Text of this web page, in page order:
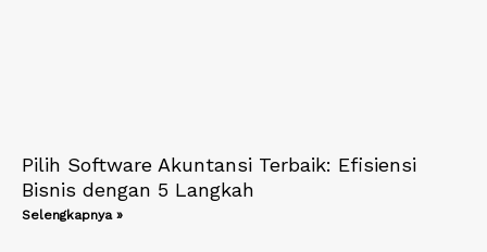
Pilih Software Akuntansi Terbaik: Efisiensi
Bisnis dengan 5 Langkah
Selengkapnya »